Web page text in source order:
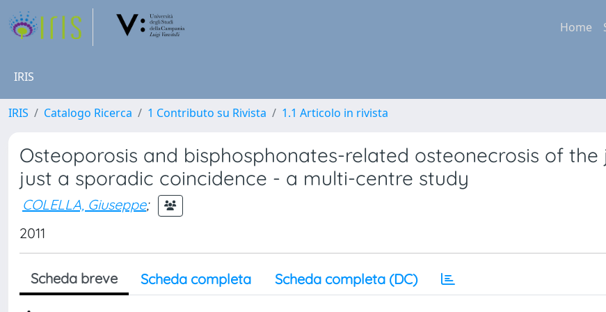
Home
IRIS
IRIS Catalogo Ricerca 1 Contributo su Rivista 1.1 Articolo in rivista
Osteoporosis and bisphosphonates-related osteonecrosis of the
just a sporadic coincidence - a multi-centre study
COLELLA, Giuseppe;
2011
Scheda breve Scheda completa Scheda completa (DC)